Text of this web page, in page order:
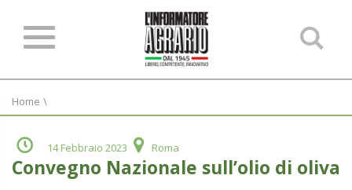
Home \
14 Febbraio 2023 Roma
Convegno Nazionale sull’olio di oliva